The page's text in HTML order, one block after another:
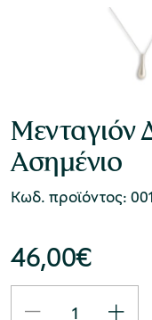
Μενταγιόν
Ασημένιο
Κωδ. προϊόντος:
46,00€